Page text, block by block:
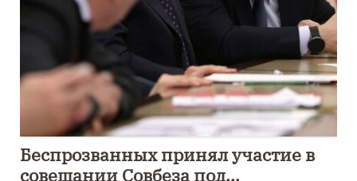
Беспрозванных принял участие в
совещании Совбеза под